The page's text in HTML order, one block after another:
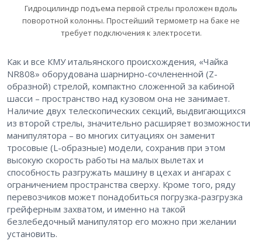
Гидроцилиндр подъема первой стрелы проложен вдоль
поворотной колонны. Простейший термометр на баке не
требует подключения к электросети.
Как и все КМУ итальянского происхождения, «Чайка
NR808» оборудована шарнирно-сочлененной (Z-
образной) стрелой, компактно сложенной за кабиной
шасси – пространство над кузовом она не занимает.
Наличие двух телескопических секций, выдвигающихся
из второй стрелы, значительно расширяет возможности
манипулятора – во многих ситуациях он заменит
тросовые (L-образные) модели, сохранив при этом
высокую скорость работы на малых вылетах и
способность разгружать машину в цехах и ангарах с
ограничением пространства сверху. Кроме того, ряду
перевозчиков может понадобиться погрузка-разгрузка
грейферным захватом, и именно на такой
безлебедочный манипулятор его можно при желании
установить.